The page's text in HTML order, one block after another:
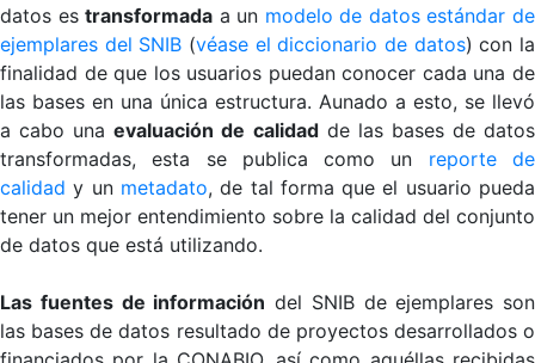
datos estransformada a un modelo de datos estándar de
ejemplares del SNIB (véase el diccionario de datos) con la
finalidad de que los usuarios puedan conocer cada una de
las bases en una única estructura. Aunado a esto, se llevó
a cabo unaevaluación de calidadde las bases de datos
transformadas, esta se publica como un reporte de
calidad y un metadato, de tal forma que el usuario pueda
tener un mejor entendimiento sobre la calidad del conjunto
de datos que está utilizando.
Las fuentes de información del SNIB de ejemplares son
las bases de datos resultado de proyectos desarrollados o